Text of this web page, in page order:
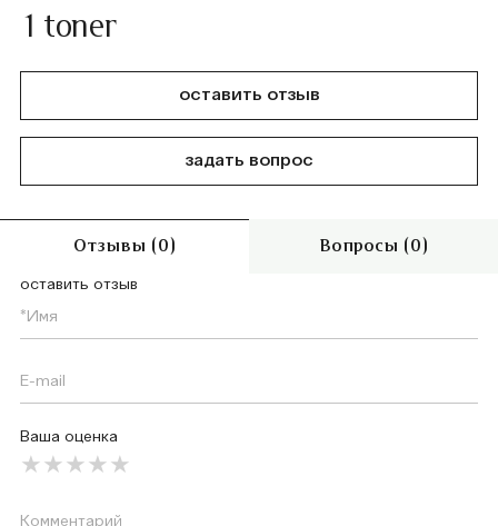
1 toner
оставить отзыв
задать вопрос
Отзывы (0) Вопросы (0)
оставить отзыв
Ваша оценка